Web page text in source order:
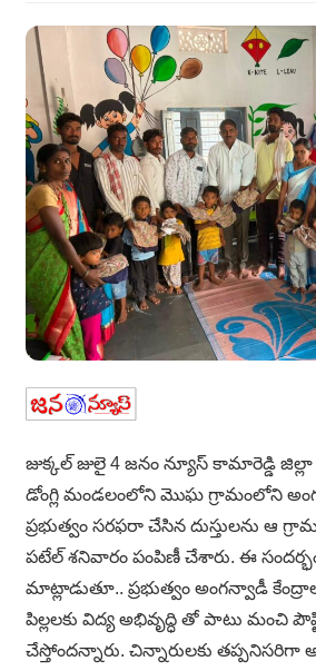
జుక్కల్ జులై 4 జనం న్యూస్ కామారెడ్డి
డోంగ్లి మండలంలోని మొఘ గ్రామంలోని
ప్రభుత్వం సరఫరా చేసిన దుస్తులను ఆ
పటేల్ శనివారం పంపిణీ చేశారు. ఈ
మాట్లాడుతూ.. ప్రభుత్వం అంగన్వాడీ
పిల్లలకు విద్య అభివృద్ధి తో పాటు మంచి
చేస్తోందన్నారు. చిన్నారులకు తప్పనిసరిగా